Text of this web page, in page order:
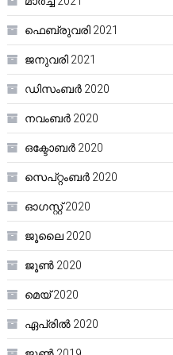
ഫെബ്രുവരി 2021
ജനുവരി 2021
ഡിസംബർ 2020
നവംബർ 2020
ഒക്ടോബർ 2020
സെപ്റ്റംബർ 2020
ഓഗസ്റ്റ്‌ 2020
ജൂലൈ 2020
ജൂൺ 2020
മെയ്‌ 2020
ഏപ്രിൽ 2020